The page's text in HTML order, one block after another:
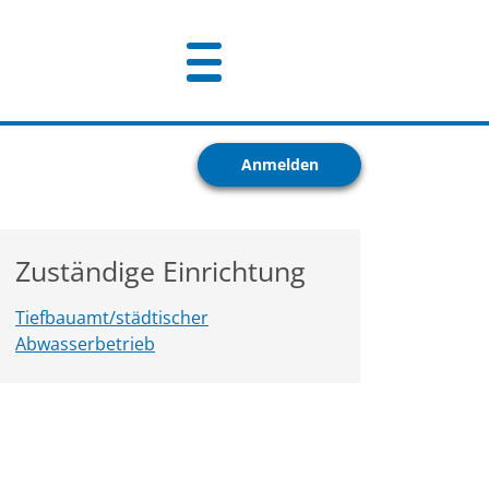
Anmelden
Zuständige Einrichtung
Tiefbauamt/städtischer
Abwasserbetrieb